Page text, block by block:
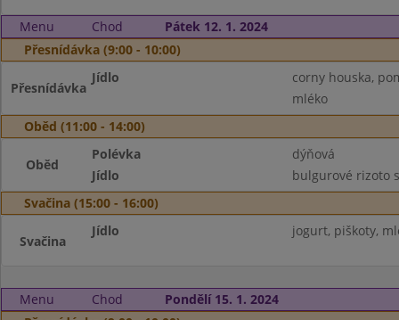
Menu Chod
Pátek 12. 1. 2024
Přesnídávka (9:00 - 10:00)
Přesnídávka
Jídlo
corny houska,
mléko
Oběd (11:00 - 14:00)
Oběd
Polévka
dýňová
Jídlo
bulgurové rizoto
Svačina (15:00 - 16:00)
Svačina
Jídlo jogurt, piškoty,
Menu Chod
Pondělí 15. 1. 2024